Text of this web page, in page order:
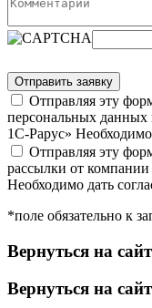
Отправляя эту
персональных
1С-Рарус» Необходимо
Отправляя эту
рассылки от
Необходимо дать
*поле обязательно к
Вернуться на сайт
Вернуться на сайт